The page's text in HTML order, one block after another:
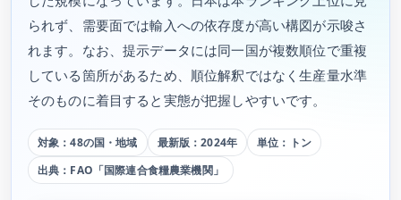
られず、需要面では輸入への依存度が高い構図が示唆さ
れます。なお、提示データには同一国が複数順位で重複
している箇所があるため、順位解釈ではなく生産量水準
そのものに着目すると実態が把握しやすいです。
対象：48の国・地域 最新版：2024年
単位：トン
出典：FAO「国際連合食糧農業機関」